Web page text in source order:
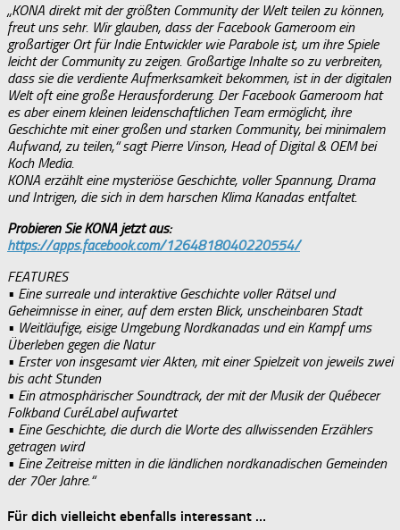
„KONA direkt mit der größten Community der Welt teilen zu können,
freut uns sehr. Wir glauben, dass der Facebook Gameroom ein
großartiger Ort für Indie Entwickler wie Parabole ist, um ihre Spiele
leicht der Community zu zeigen. Großartige Inhalte so zu verbreiten,
dass sie die verdiente Aufmerksamkeit bekommen, ist in der digitalen
Welt oft eine große Herausforderung. Der Facebook Gameroom hat
es aber einem kleinen leidenschaftlichen Team ermöglicht, ihre
Geschichte mit einer großen und starken Community, bei minimalem
Aufwand, zu teilen,“ sagt Pierre Vinson, Head of Digital & OEM bei
Koch Media.
KONA erzählt eine mysteriöse Geschichte, voller Spannung, Drama
und Intrigen, die sich in dem harschen Klima Kanadas entfaltet.
Probieren Sie KONA jetzt aus:
https://apps.facebook.com/1264818040220554/
FEATURES
• Eine surreale und interaktive Geschichte voller Rätsel und
Geheimnisse in einer, auf dem ersten Blick, unscheinbaren Stadt
• Weitläufige, eisige Umgebung Nordkanadas und ein Kampf ums
Überleben gegen die Natur
• Erster von insgesamt vier Akten, mit einer Spielzeit von jeweils zwei
bis acht Stunden
• Ein atmosphärischer Soundtrack, der mit der Musik der Québecer
Folkband CuréLabel aufwartet
• Eine Geschichte, die durch die Worte des allwissenden Erzählers
getragen wird
• Eine Zeitreise mitten in die ländlichen nordkanadischen Gemeinden
der 70er Jahre.“
Für dich vielleicht ebenfalls interessant …